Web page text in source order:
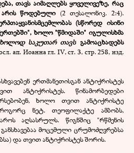
თავს აიმაღლებს ყოველივეზე, რაც
წოდებული (2 თესალონიკ. 2:4).
(სწორედ ისინი
ხოლო "წმიდაში" იგულისხმა
საკუთარ თავს გამოაცხადებს
ап. Иоанна гл. IV, ст. 3, стр. 258, изд.
ერთმანეთისგან ანტიქრისტეს
ანტიქრისტეს. წინამორბედები
ხოლო თვით ანტიქრისტე
ნეტ. თეოფილაქტე ამბობს,
აღსასრულს. წიგნშიც "რწმენის
მოცემული ცრუმოძღვრებსა
და თვით ანტიქრისტეს შორის.